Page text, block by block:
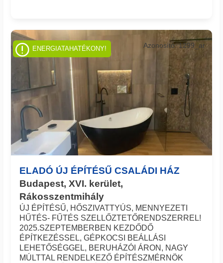
ELADÓ ÚJ ÉPÍTÉSŰ CSALÁDI HÁZ
Budapest, XVI. kerület,
Rákosszentmihály
Azonosító: 1299_ar
ÚJ ÉPÍTÉSŰ, HŐSZIVATTYÚS, MENNYEZETI
HŰTÉS- FŰTÉS SZELLŐZTETŐRENDSZERREL!
2025.SZEPTEMBERBEN KEZDŐDŐ
ÉPÍTKEZÉSSEL, GÉPKOCSI BEÁLLÁSI
LEHETŐSÉGGEL, BERUHÁZÓI ÁRON, NAGY
MÚLTTAL RENDELKEZŐ ÉPÍTÉSZMÉRNÖK
ENERGIATAHATÉKONY!